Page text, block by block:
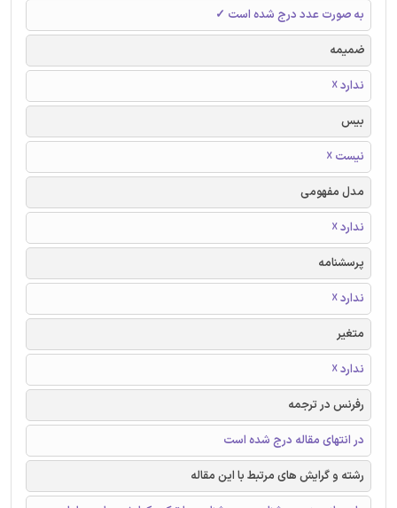
به صورت عدد درج شده است ✓
ضمیمه
ندارد ☓
بیس
نیست ☓
مدل مفهومی
ندارد ☓
پرسشنامه
ندارد ☓
متغیر
ندارد ☓
رفرنس در ترجمه
در انتهای مقاله درج شده است
رشته و گرایش های مرتبط با این مقاله